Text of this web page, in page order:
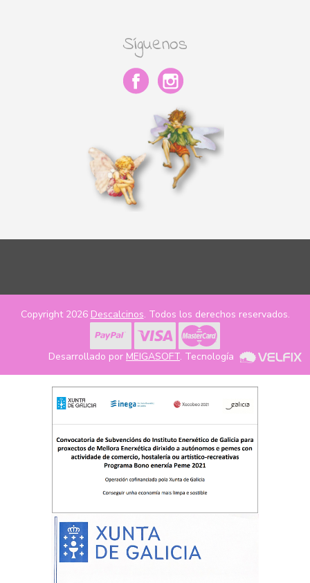
Síguenos
Copyright 2026 Descalcinos. Todos los derechos reservados.
Desarrollado por MEIGASOFT. Tecnología